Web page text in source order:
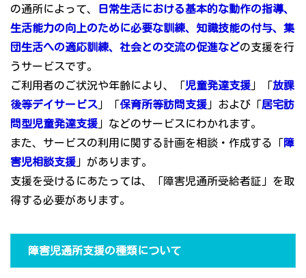
の通所によって、
日常生活における基本的な動作の指導、
生活能力の向上のために必要な訓練、知識技能の付与、集
団生活への適応訓練、社会との交流の促進などの支援を行
うサービスです。
ご利用者のご状況や年齢により、「児童発達支援 」「放課
後等デイサービス 」「保育所等訪問支援 」および「居宅訪
問型児童発達支援 」などのサービスにわかれます。
また、サービスの利用に関する計画を相談・作成する「障
害児相談支援 」があります。
支援を受けるにあたっては、「障害児通所受給者証」を取
得する必要があります。
障害児通所支援の種類について